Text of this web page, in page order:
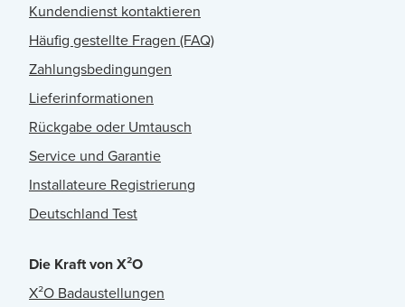
Kundendienst kontaktieren
Häufig gestellte Fragen (FAQ)
Zahlungsbedingungen
Lieferinformationen
Rückgabe oder Umtausch
Service und Garantie
Installateure Registrierung
Deutschland Test
Die Kraft von X²O
X²O Badaustellungen